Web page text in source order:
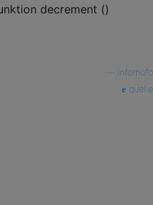
decrement ()
infomofo
quelle